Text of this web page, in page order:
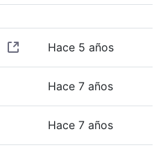
Hace 5 años
Hace 7 años
Hace 7 años